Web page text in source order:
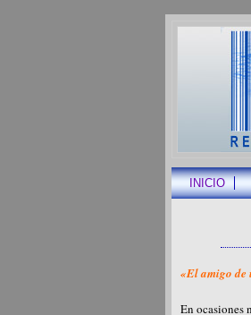
INICIO
«El amigo de
En ocasiones